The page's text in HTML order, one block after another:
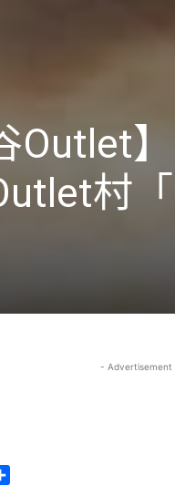
Outlet
村
- Advertisement